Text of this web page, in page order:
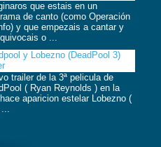
que estais en un
de canto (como Operación
y que empezais a cantar y
o ...
y Lobezno (DeadPool 3)
trailer de la 3ª pelicula de
( Ryan Reynolds ) en la
aparicion estelar Lobezno (
...